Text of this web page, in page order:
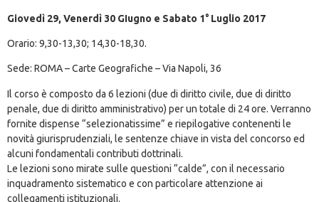
Giovedì 29, Venerdì 30 GIugno e Sabato 1° Luglio 2017
Orario: 9,30-13,30; 14,30-18,30.
Sede: ROMA – Carte Geografiche – Via Napoli, 36
Il corso è composto da 6 lezioni (due di diritto civile, due di diritto
penale, due di diritto amministrativo) per un totale di 24 ore. Verranno
fornite dispense “selezionatissime” e riepilogative contenenti le
novità giurisprudenziali, le sentenze chiave in vista del concorso ed
alcuni fondamentali contributi dottrinali.
Le lezioni sono mirate sulle questioni “calde”, con il necessario
inquadramento sistematico e con particolare attenzione ai
collegamenti istituzionali.